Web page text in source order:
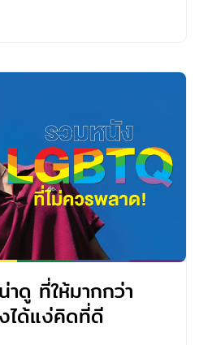
าดู ที่ให้มากกว่า
ได้แง่คิดที่ดี